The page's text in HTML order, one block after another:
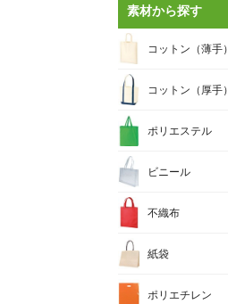
素材から探す
コットン（薄手）
コットン（厚手）
ポリエステル
ビニール
不織布
紙袋
ポリエチレン